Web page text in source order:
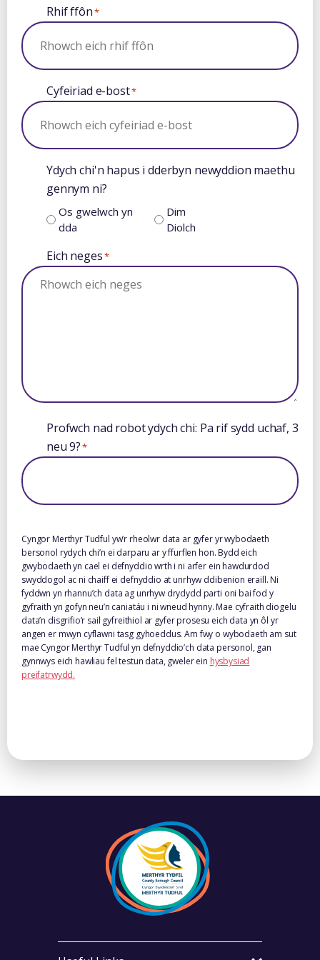
Rhif ffôn*
Cyfeiriad e-bost*
Ydych chi'n hapus i dderbyn newyddion maethu
gennym ni?
Os gwelwch yn
dda
Dim
Diolch
Eich neges*
Profwch nad robot ydych chi: Pa rif sydd uchaf, 3
neu 9?*
Cyngor Merthyr Tudful yw’r rheolwr data ar gyfer yr wybodaeth
bersonol rydych chi’n ei darparu ar y ffurflen hon. Bydd eich
gwybodaeth yn cael ei defnyddio wrth i ni arfer ein hawdurdod
swyddogol ac ni chaiff ei defnyddio at unrhyw ddibenion eraill. Ni
fyddwn yn rhannu’ch data ag unrhyw drydydd parti oni bai fod y
gyfraith yn gofyn neu’n caniatáu i ni wneud hynny. Mae cyfraith diogelu
data’n disgrifio’r sail gyfreithiol ar gyfer prosesu eich data yn ôl yr
angen er mwyn cyflawni tasg gyhoeddus. Am fwy o wybodaeth am sut
mae Cyngor Merthyr Tudful yn defnyddio’ch data personol, gan
gynnwys eich hawliau fel testun data, gweler ein hysbysiad
preifatrwydd.